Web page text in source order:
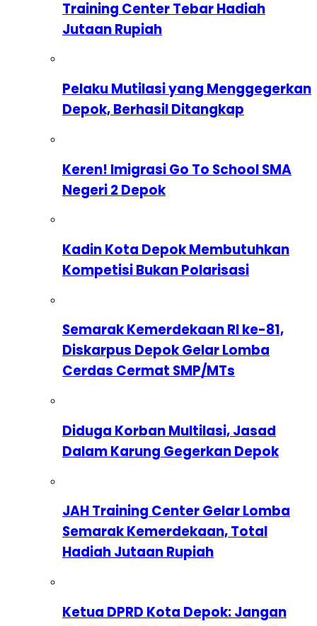
Training Center Tebar Hadiah
Jutaan Rupiah
Pelaku Mutilasi yang Menggegerkan
Depok, Berhasil Ditangkap
Keren! Imigrasi Go To School SMA
Negeri 2 Depok
Kadin Kota Depok Membutuhkan
Kompetisi Bukan Polarisasi
Semarak Kemerdekaan RI ke-81,
Diskarpus Depok Gelar Lomba
Cerdas Cermat SMP/MTs
Diduga Korban Multilasi, Jasad
Dalam Karung Gegerkan Depok
JAH Training Center Gelar Lomba
Semarak Kemerdekaan, Total
Hadiah Jutaan Rupiah
Ketua DPRD Kota Depok: Jangan